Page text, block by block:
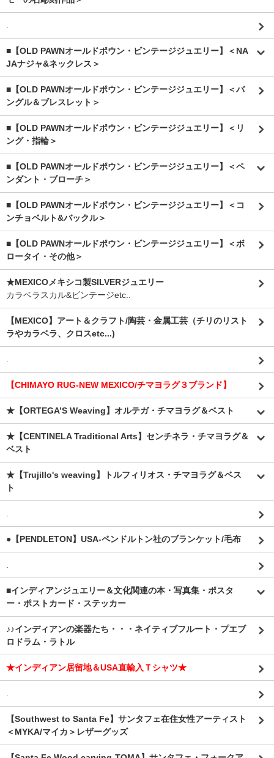
.
■【OLD PAWNオールドポウン・ビンテージジュエリー】＜NA
JAナジャ&ネックレス＞
■【OLD PAWNオールドポウン・ビンテージジュエリー】＜バ
ングル＆ブレスレット＞
■【OLD PAWNオールドポウン・ビンテージジュエリー】＜リ
ング・指輪＞
■【OLD PAWNオールドポウン・ビンテージジュエリー】＜ペ
ンダント・ブローチ＞
■【OLD PAWNオールドポウン・ビンテージジュエリー】＜コ
ンチョベルト&バックル＞
■【OLD PAWNオールドポウン・ビンテージジュエリー】＜ボ
ロータイ・その他＞
★MEXICOメキシコ製SILVERジュエリー
カラベラスカル&ビンテージetc..
【MEXICO】アート＆クラフト/陶芸・金属工芸（チリのリスト
ラやカラベラ、クロスetc...)
.
【CHIMAYO RUG-NEW MEXICO/チマヨラグ３ブランド】
★【ORTEGA’S Weaving】オルテガ・チマヨラグ＆ベスト
★【CENTINELA Traditional Arts】センチネラ・チマヨラグ＆
ベスト
★【Trujillo's weaving】トルフィリオス・チマヨラグ＆ベス
ト
.
●【PENDLETON】USA-ペンドルトン社のブランケット/毛布
.
■インディアンジュエリー＆文化関連の本・写真集・ポスタ
ー・ポストカード・ステッカー
♪♪インディアンの楽器たち・・・ネイティブフルート・プエブ
ロドラム・ラトル
★インディアン居留地＆USA直輸入Ｔシャツ★
.
【Southwest to Santa Fe】サンタフェ在住女性アーティスト
＜MYKA/マイカ＞レザーグッズ